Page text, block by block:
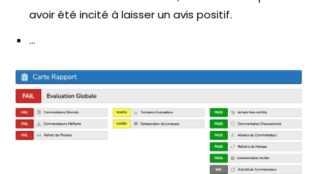
avoir été incité à laisser un avis positif.
…